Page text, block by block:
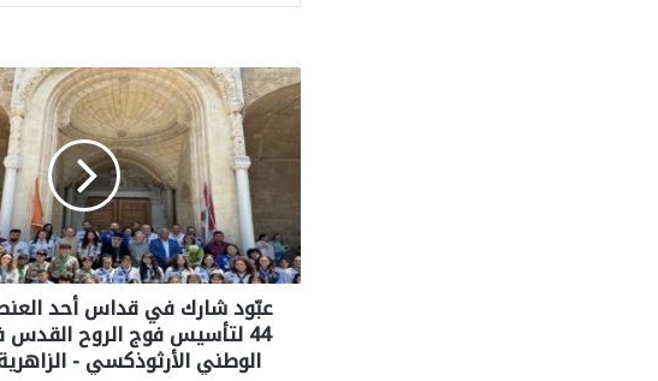
عبّود شارك في قداس أحد
44 لتأسيس فوج الروح
الوطني الأرثوذكسي -